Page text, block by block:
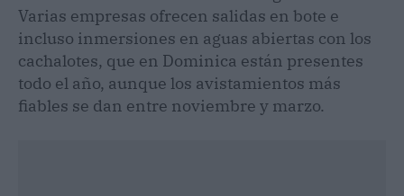
Varias empresas ofrecen salidas en bote e
incluso inmersiones en aguas abiertas con los
cachalotes, que en Dominica están presentes
todo el año, aunque los avistamientos más
fiables se dan entre noviembre y marzo.